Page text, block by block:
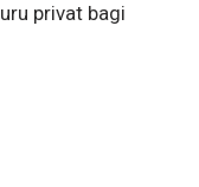
privat bagi